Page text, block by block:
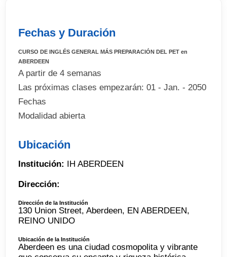
Fechas y Duración
CURSO DE INGLÉS GENERAL MÁS PREPARACIÓN DEL PET en
ABERDEEN
A partir de 4 semanas
Las próximas clases empezarán: 01 - Jan. - 2050
Fechas
Modalidad abierta
Ubicación
Institución: IH ABERDEEN
Dirección:
Dirección de la Institución
130 Union Street, Aberdeen, EN ABERDEEN,
REINO UNIDO
Ubicación de la Institución
Aberdeen es una ciudad cosmopolita y vibrante